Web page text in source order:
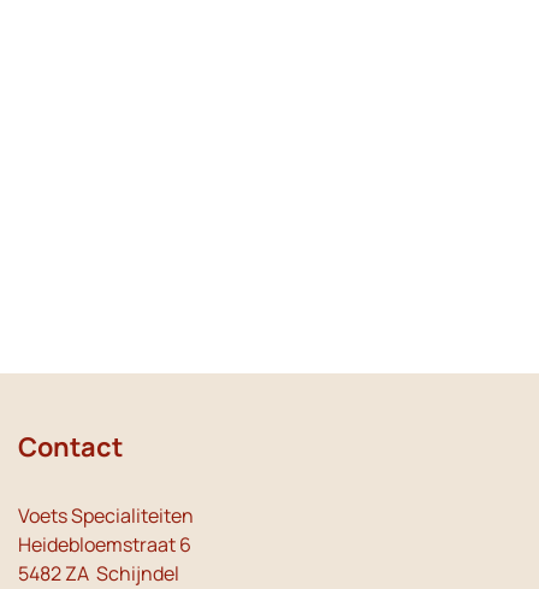
Contact
Voets Specialiteiten
Heidebloemstraat 6
5482 ZA Schijndel